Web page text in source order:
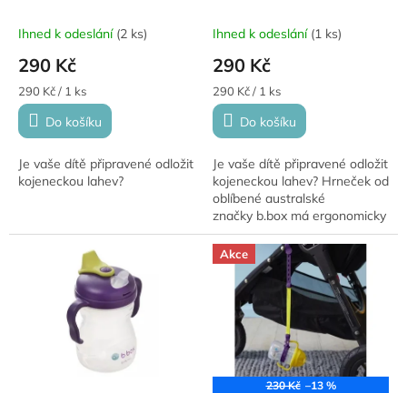
Ihned k odeslání (2 ks)
290 Kč
Měrná
cena:
290 Kč / 1 ks
Do košíku
Je vaše dítě připravené odložit
kojeneckou lahev?
Ihned k odeslání (1 ks)
290 Kč
Měrná
cena:
290 Kč / 1 ks
Do košíku
Je vaše dítě připravené odložit
kojeneckou lahev? Hrneček od
oblíbené australské
značky b.box má ergonomicky
tvarovanou savičku vyrobenou
ze silikonu, která je...
Akce
230 Kč –13 %